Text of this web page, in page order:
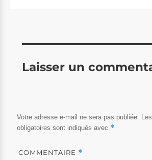
Laisser un
Votre adresse e-mail ne sera pas publiée.
obligatoires sont indiqués avec *
COMMENTAIRE *